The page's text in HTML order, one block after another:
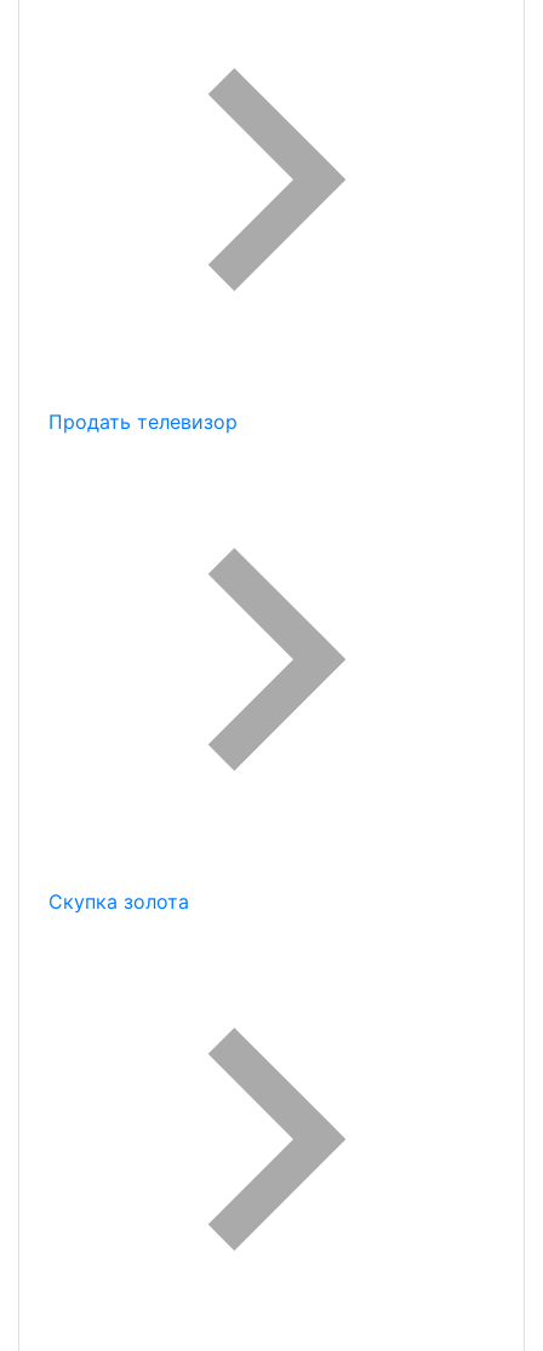
Продать телевизор
Скупка золота